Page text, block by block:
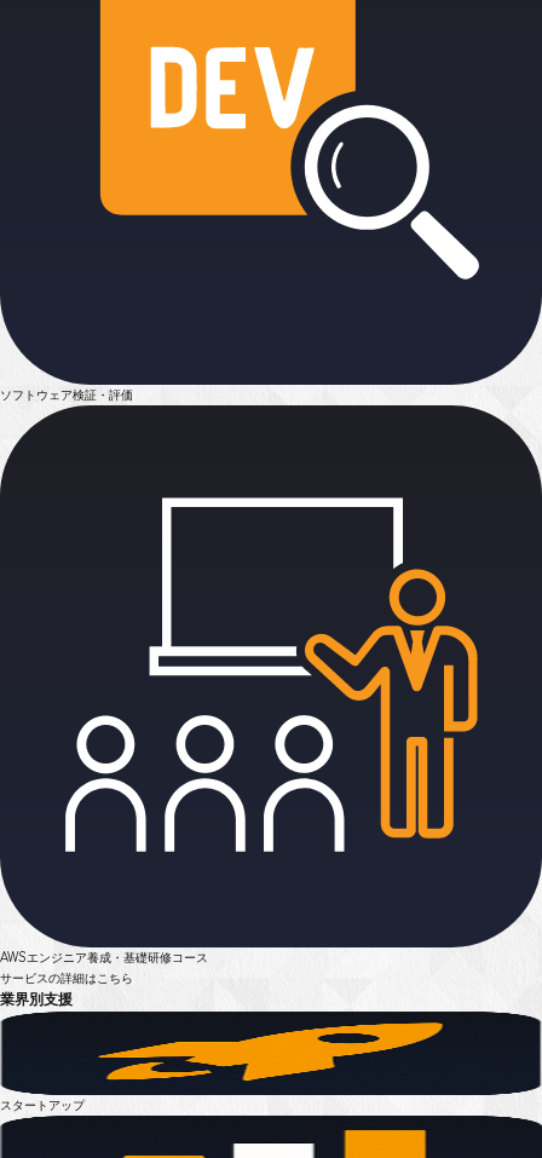
ソフトウェア検証・評価
AWSエンジニア養成・基礎研修コース
サービスの詳細はこちら
業界別支援
スタートアップ